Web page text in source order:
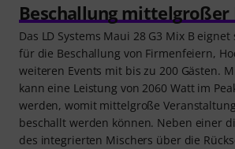
Beschallung mittelgroßer
Das LD Systems Maui 28 G3 Mix B
für die Beschallung von Firmenfeiern,
weiteren Events mit bis zu 200 Gästen.
kann eine Leistung von 2060 Watt im
werden, womit mittelgroße
beschallt werden können. Neben einer
des integrierten Mischers über die